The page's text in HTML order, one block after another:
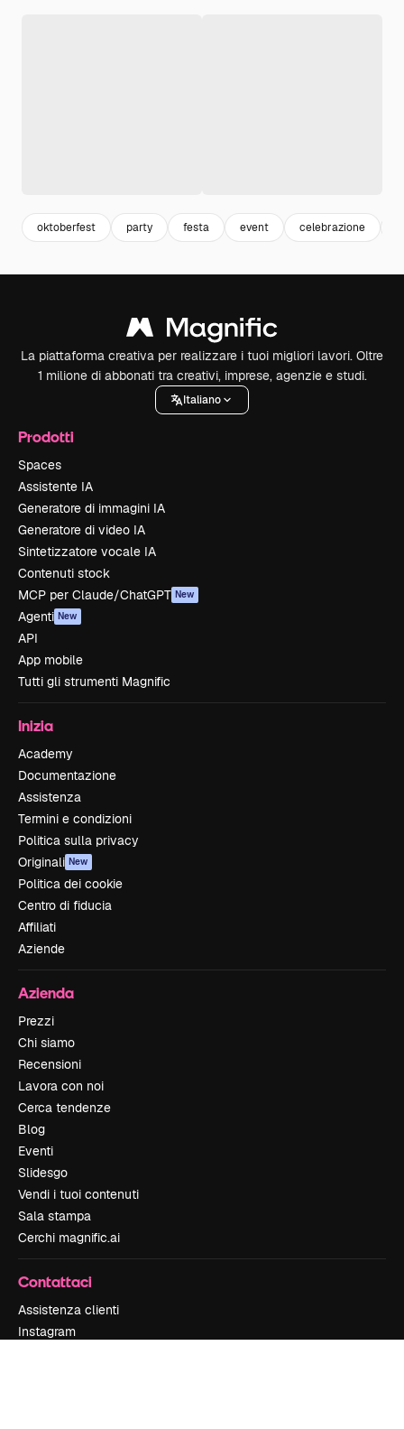
oktoberfest party festa event celebrazione
La piattaforma creativa per realizzare i tuoi migliori lavori. Oltre
1 milione di abbonati tra creativi, imprese, agenzie e studi.
Italiano
Prodotti
Spaces
Assistente IA
Generatore di immagini IA
Generatore di video IA
Sintetizzatore vocale IA
Contenuti stock
MCP per Claude/ChatGPT New
Agenti New
API
App mobile
Tutti gli strumenti Magnific
Inizia
Academy
Documentazione
Assistenza
Termini e condizioni
Politica sulla privacy
Originali New
Politica dei cookie
Centro di fiducia
Affiliati
Aziende
Azienda
Prezzi
Chi siamo
Recensioni
Lavora con noi
Cerca tendenze
Blog
Eventi
Slidesgo
Vendi i tuoi contenuti
Sala stampa
Cerchi magnific.ai
Contattaci
Assistenza clienti
Instagram